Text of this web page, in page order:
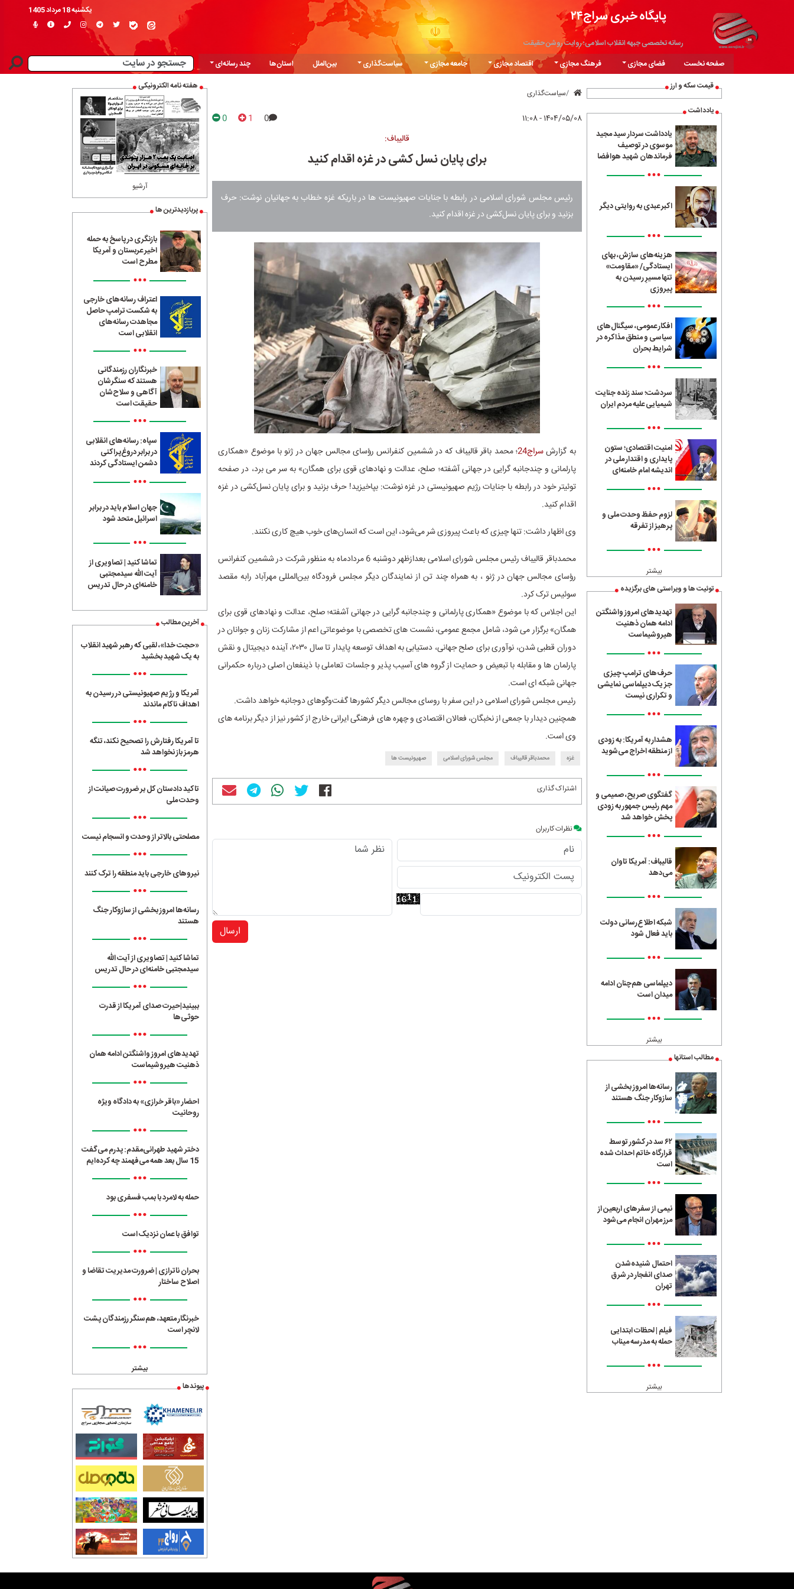
پایگاه خبری سراج۲۴
رسانه تخصصی جبهه انقلاب اسلامی؛ روایت روشن حقیقت
یکشنبه 18 مرداد 1405
صفحه نخست فضای مجازی فرهنگ مجازی اقتصاد مجازی جامعه مجازی سیاست‌گذاری بین‌الملل استان‌ها
چند رسانه‌ای
قیمت سکه و ارز
یادداشت
یادداشت سردار سید مجید
موسوی در توصیف
فرماندهان شهید هوافضا
•••
اکبر عبدی به روایتی دیگر
•••
هزینه‌های سازش، بهای
ایستادگی/ «مقاومت»
تنها مسیرِ رسیدن به
پیروزی
•••
افکار عمومی، سیگنال‌های
سیاسی و منطق مذاکره در
شرایط بحران
•••
سردشت؛ سند زنده جنایت
شیمیایی علیه مردم ایران
•••
امنیت اقتصادی؛ ستون
پایداری و اقتدار ملی در
اندیشه امام خامنه‌ای
•••
لزوم حفظ وحدت ملی و
پرهیز از تفرقه
•••
بیشتر
توئیت ها و ویراستی های برگزیده
تهدیدهای امروز واشنگتن
ادامه همان ذهنیت
هیروشیماست
•••
حرف‌های ترامپ چیزی
جز یک دیپلماسی نمایشی
و تکراری نیست
•••
هشدار به آمریکا: به زودی
از منطقه اخراج می‌شوید
•••
گفتگوی صریح، صمیمی و
مهم رئیس جمهور به زودی
پخش خواهد شد
•••
قالیباف: آمریکا تاوان
می‌دهد
•••
شبکه اطلاع‌رسانی دولت
باید فعال شود
•••
دیپلماسی هم‌چنان ادامه
میدان است
•••
بیشتر
مطالب استانها
رسانه‌ها امروز بخشی از
سازوکار جنگ هستند
•••
۶۲ سد در کشور توسط
قرارگاه خاتم احداث شده
است
•••
نیمی از سفرهای اربعین از
مرز مهران انجام می‌شود
•••
احتمال شنیده‌شدن
صدای انفجار در شرق
تهران
•••
فیلم | لحظات ابتدایی
حمله به مدرسه میناب
•••
بیشتر
سیاست‌گذاری
۱۴۰۴/۰۵/۰۸ - ۱۱:۰۸ 0
1
0
قالیباف:
برای پایان نسل کشی در غزه اقدام کنید
رئیس مجلس شورای اسلامی در رابطه با جنایات صهیونیست ها در باریکه غزه خطاب به جهانیان نوشت: حرف
بزنید و برای پایان نسل‌کشی در غزه اقدام کنید.
به گزارشسراج24 ؛محمد باقر قالیباف که در ششمین کنفرانس رؤسای مجالس جهان در ژنو با موضوع «همکاری
پارلمانی و چندجانبه گرایی در جهانی آشفته؛ صلح، عدالت و نهادهای قوی برای همگان» به سر می برد، در صفحه
توئیتر خود در رابطه با جنایات رژیم صهیونیستی در غزه نوشت: بپاخیزید! حرف بزنید و برای پایان نسل‌کشی در غزه
اقدام کنید.
وی اظهار داشت: تنها چیزی که باعث پیروزی شر می‌شود، این است که انسان‌های خوب هیچ کاری نکنند.
محمدباقر قالیباف رئیس مجلس شورای اسلامی بعدازظهر دوشنبه 6 مردادماه به منظور شرکت در ششمین کنفرانس
رؤسای مجالس جهان در ژنو ، به همراه چند تن از نمایندگان دیگر مجلس فرودگاه بین‌المللی مهرآباد رابه مقصد
سوئیس ترک کرد.
این اجلاس که با موضوع «همکاری پارلمانی و چندجانبه گرایی در جهانی آشفته؛ صلح، عدالت و نهادهای قوی برای
همگان» برگزار می شود، شامل مجمع عمومی، نشست های تخصصی با موضوعاتی اعم از مشارکت زنان و جوانان در
دوران قطبی شدن، نوآوری برای صلح جهانی، دستیابی به اهداف توسعه پایدار تا سال ۲۰۳۰، آینده دیجیتال و نقش
پارلمان ها و مقابله با تبعیض و حمایت از گروه های آسیب پذیر و جلسات تعاملی با ذینفعان اصلی درباره حکمرانی
جهانی شبکه ای است.
رئیس مجلس شورای اسلامی در این سفر با روسای مجالس دیگر کشورها گفت‌وگوهای دوجانبه خواهد داشت.
همچنین دیدار با جمعی از نخبگان، فعالان اقتصادی و چهره های فرهنگی ایرانی خارج از کشور نیز از دیگر برنامه های
وی است.
غزه محمدباقر قالیباف مجلس شورای اسلامی صهیونیست ها
اشتراک گذاری
نظرات کاربران
ارسال
هفته نامه الکترونیکی
آرشیو
پربازدیدترین ها
بازنگری در پاسخ به حمله
اخیر عربستان و آمریکا
مطرح است
•••
اعتراف رسانه‌های خارجی
به شکست ترامپ حاصل
مجاهدت رسانه‌های
انقلابی است
•••
خبرنگاران رزمندگانی
هستند که سنگرشان
آگاهی و سلاح‌شان
حقیقت است
•••
سپاه: رسانه‌های انقلابی
در برابر دروغ‌پراکنی
دشمن ایستادگی کردند
•••
جهان اسلام باید در برابر
اسرائیل متحد شود
•••
تماشا کنید | تصاویری از
آیت الله سیدمجتبی
خامنه‌ای در حال تدریس
آخرین مطالب
«حجت خدا»، لقبی که رهبر شهید انقلاب
به یک شهید بخشید
•••
آمریکا و رژیم صهیونیستی در رسیدن به
اهداف ناکام ماندند
•••
تا آمریکا رفتارش را تصحیح نکند، تنگه
هرمز باز نخواهد شد
•••
تاکید دادستان کل بر ضرورت صیانت از
وحدت ملی
•••
مصلحتی بالاتر از وحدت و انسجام نیست
•••
نیروهای خارجی باید منطقه را ترک کنند
•••
رسانه‌ها امروز بخشی از سازوکار جنگ
هستند
•••
تماشا کنید | تصاویری از آیت الله
سیدمجتبی خامنه‌ای در حال تدریس
•••
ببینید|حیرت صدای آمریکا از قدرت
حوثی‌ها
•••
تهدیدهای امروز واشنگتن ادامه همان
ذهنیت هیروشیماست
•••
احضار «باقر خرازی» به دادگاه ویژه
روحانیت
•••
دختر شهید طهرانی‌مقدم: پدرم می‌گفت
15 سال بعد همه می‌فهمند چه کرده‌ایم
•••
حمله به لامرد با بمب فسفری بود
•••
توافق با عمان نزدیک است
•••
بحران ناترازی | ضرورت مدیریت تقاضا و
اصلاح ساختار
•••
خبرنگار متعهد، هم‌سنگر رزمندگان پشت
لانچر است
•••
بیشتر
پیوندها